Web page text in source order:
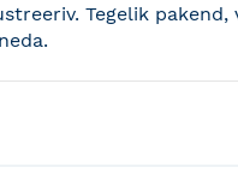
Tegelik pakend,